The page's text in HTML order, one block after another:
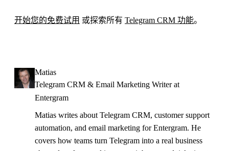
开始您的免费试用 或探索所有 Telegram CRM 功能。
Matias
Telegram CRM & Email Marketing Writer at
Entergram
Matias writes about Telegram CRM, customer support
automation, and email marketing for Entergram. He
covers how teams turn Telegram into a real business